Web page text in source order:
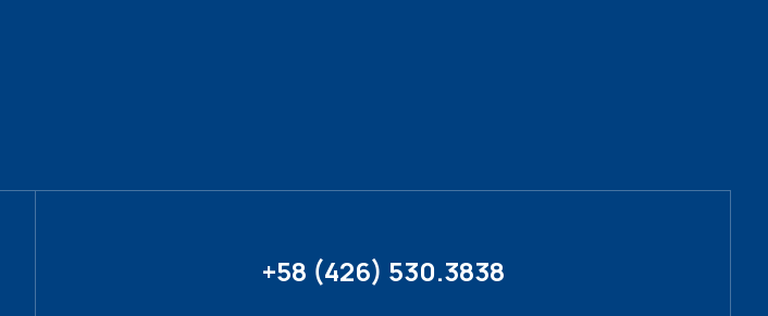
+58 (426) 530.3838